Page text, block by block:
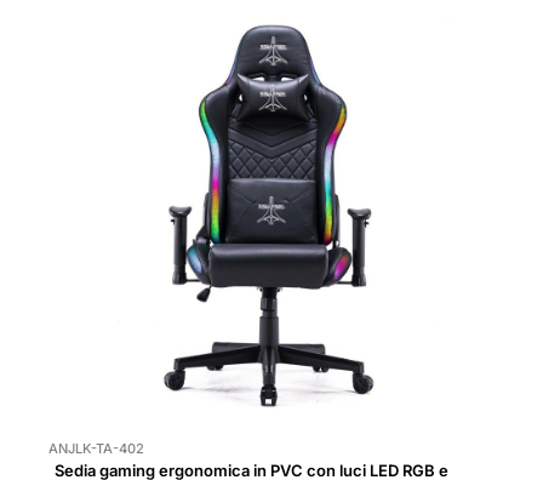
ANJLK-TA-402
Sedia gaming ergonomica in PVC con luci LED RGB e